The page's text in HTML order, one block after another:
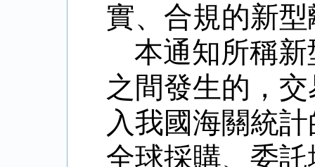
實、合規的新
本通知所稱
之間發生的，
入我國海關統
全球採購、委